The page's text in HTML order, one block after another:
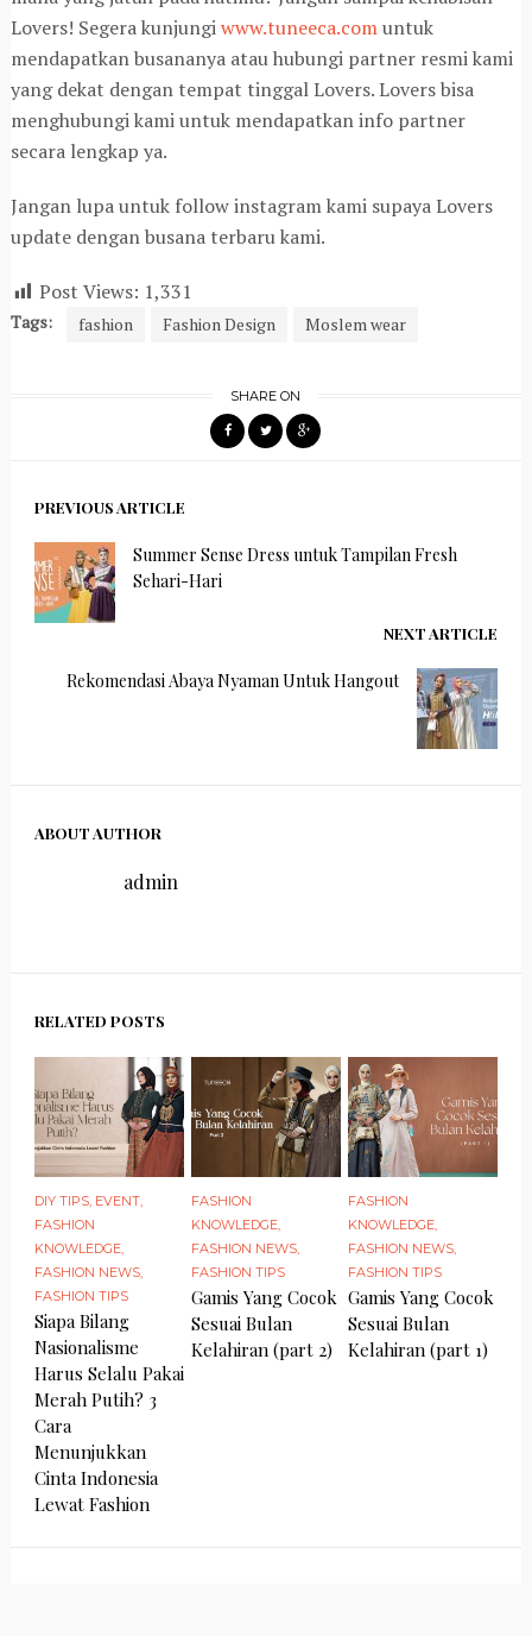
Lovers! Segera kunjungiwww.tuneeca.comuntuk
mendapatkan busananya atau hubungi partner resmi kami
yang dekat dengan tempat tinggal Lovers. Lovers bisa
menghubungi kami untuk mendapatkan info partner
secara lengkap ya.
Jangan lupa untuk follow instagram kami supaya Lovers
update dengan busana terbaru kami.
Post Views: 1,331
Tags: fashion Fashion Design Moslem wear
SHARE ON
PREVIOUS ARTICLE
Summer Sense Dress untuk Tampilan Fresh
Sehari-Hari
NEXT ARTICLE
Rekomendasi Abaya Nyaman Untuk Hangout
ABOUT AUTHOR
admin
RELATED POSTS
DIY TIPS, EVENT,
FASHION
KNOWLEDGE,
FASHION NEWS,
FASHION TIPS
Siapa Bilang
Nasionalisme
Harus Selalu Pakai
Merah Putih? 3
Cara
Menunjukkan
Cinta Indonesia
Lewat Fashion
FASHION
KNOWLEDGE,
FASHION NEWS,
FASHION TIPS
Gamis Yang Cocok
Sesuai Bulan
Kelahiran (part 2)
FASHION
KNOWLEDGE,
FASHION NEWS,
FASHION TIPS
Gamis Yang Cocok
Sesuai Bulan
Kelahiran (part 1)